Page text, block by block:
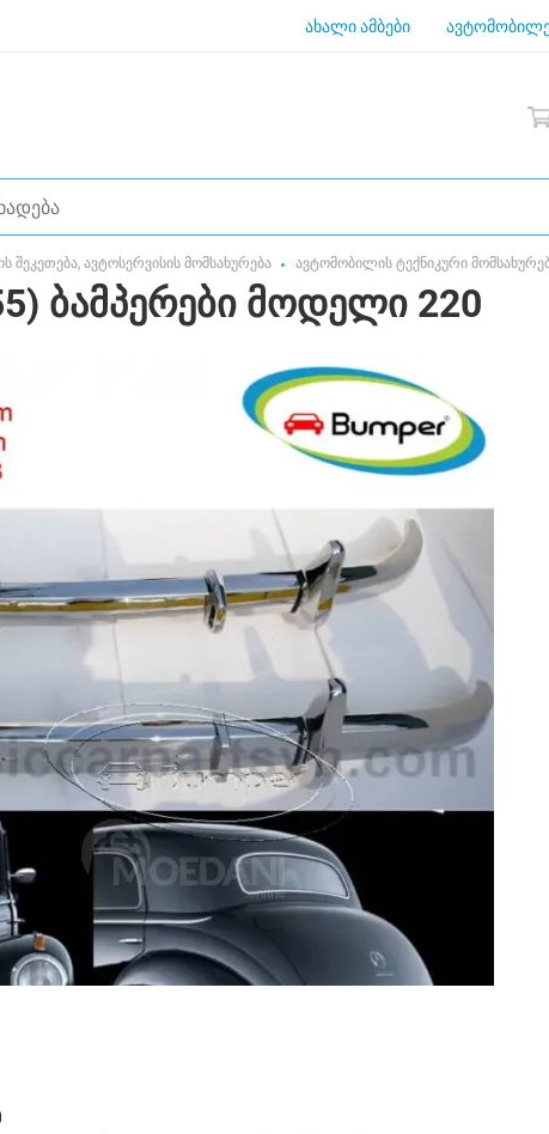
ახალი ამბები
შეკეთება, ავტოსერვისის მომსახურება ავტომობილის ტექნიკური
ბამპერები მოდელი 220